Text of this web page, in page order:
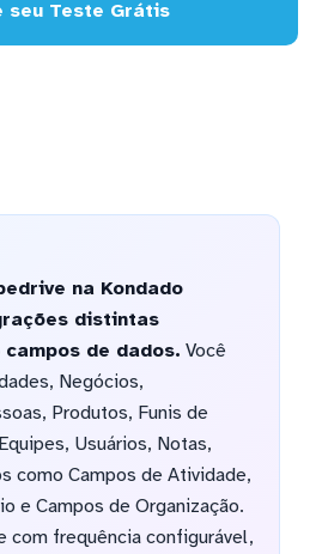
seu Teste Grátis
na Kondado
distintas
de dados. Você
Negócios,
Produtos, Funis de
Usuários, Notas,
como Campos de Atividade,
e Campos de Organização.
com frequência configurável,